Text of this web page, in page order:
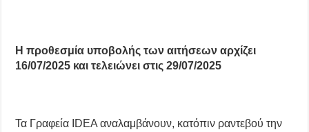
Η προθεσμία υποβολής των αιτήσεων αρχίζει
16/07/2025 και τελειώνει στις 29/07/2025
Τα Γραφεία IDEA αναλαμβάνουν, κατόπιν ραντεβού την